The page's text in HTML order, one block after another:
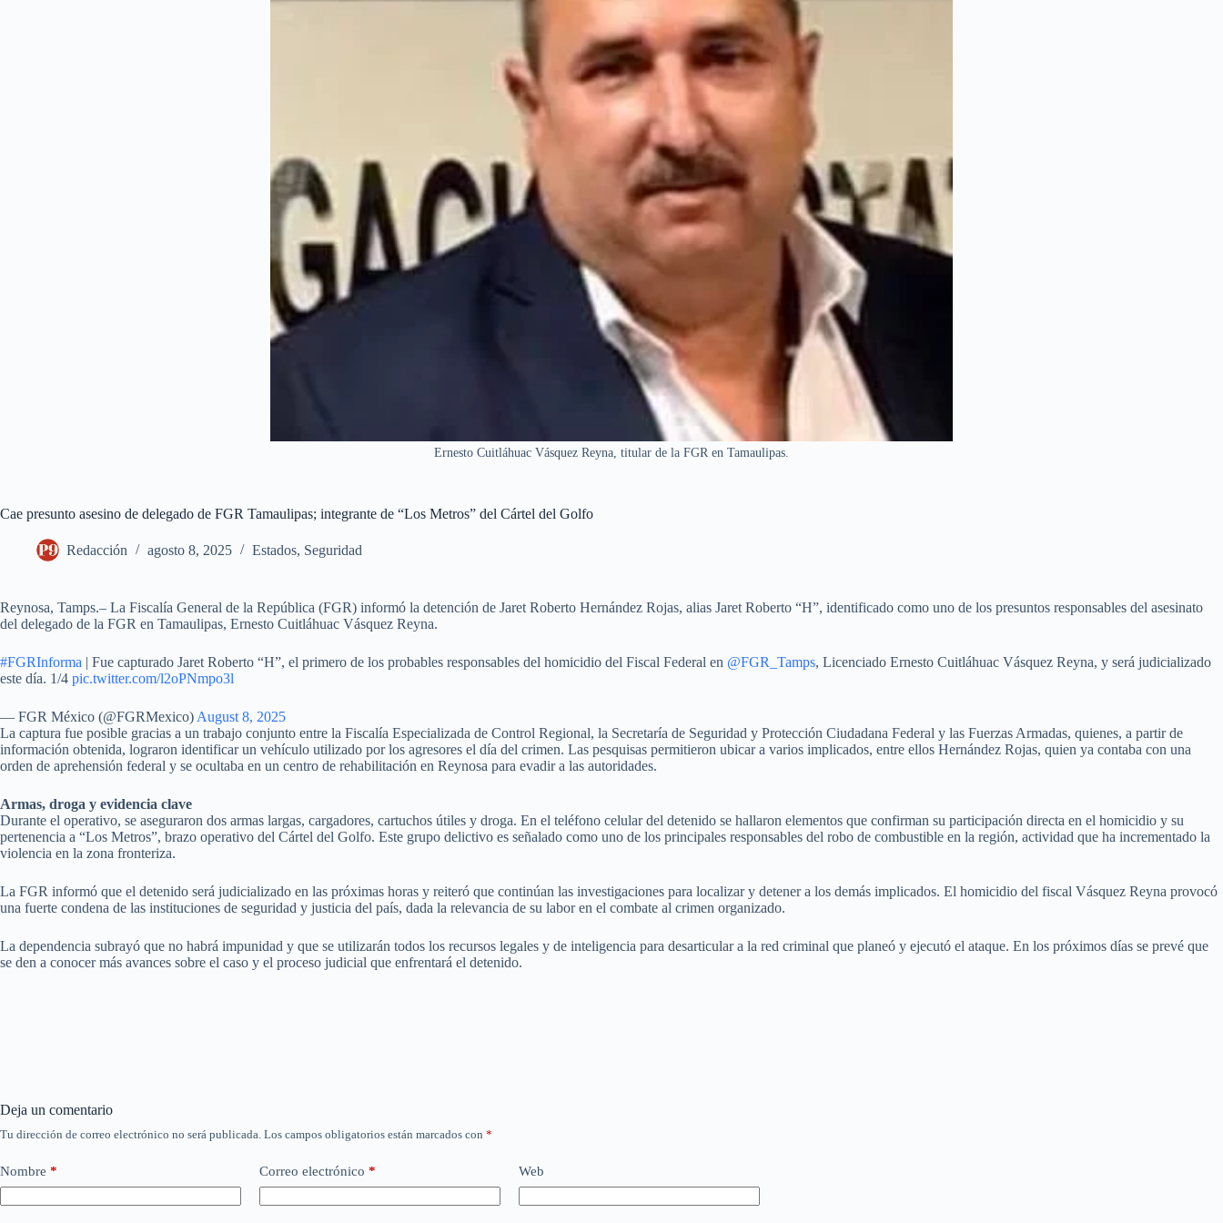
Ernesto Cuitláhuac Vásquez Reyna, titular de la FGR en Tamaulipas.
Cae presunto asesino de delegado de FGR Tamaulipas; integrante de “Los Metros” del Cártel del Golfo
Redacción agosto 8, 2025 Estados, Seguridad
Reynosa, Tamps.– La Fiscalía General de la República (FGR) informó la detención de Jaret Roberto Hernández Rojas, alias Jaret Roberto “H”, identificado como uno de los presuntos responsables del asesinato
del delegado de la FGR en Tamaulipas, Ernesto Cuitláhuac Vásquez Reyna.
#FGRInforma | Fue capturado Jaret Roberto “H”, el primero de los probables responsables del homicidio del Fiscal Federal en @FGR_Tamps, Licenciado Ernesto Cuitláhuac Vásquez Reyna, y será judicializado
este día. 1/4 pic.twitter.com/l2oPNmpo3l
— FGR México (@FGRMexico) August 8, 2025
La captura fue posible gracias a un trabajo conjunto entre la Fiscalía Especializada de Control Regional, la Secretaría de Seguridad y Protección Ciudadana Federal y las Fuerzas Armadas, quienes, a partir de
información obtenida, lograron identificar un vehículo utilizado por los agresores el día del crimen. Las pesquisas permitieron ubicar a varios implicados, entre ellos Hernández Rojas, quien ya contaba con una
orden de aprehensión federal y se ocultaba en un centro de rehabilitación en Reynosa para evadir a las autoridades.
Armas, droga y evidencia clave
Durante el operativo, se aseguraron dos armas largas, cargadores, cartuchos útiles y droga. En el teléfono celular del detenido se hallaron elementos que confirman su participación directa en el homicidio y su
pertenencia a “Los Metros”, brazo operativo del Cártel del Golfo. Este grupo delictivo es señalado como uno de los principales responsables del robo de combustible en la región, actividad que ha incrementado la
violencia en la zona fronteriza.
La FGR informó que el detenido será judicializado en las próximas horas y reiteró que continúan las investigaciones para localizar y detener a los demás implicados. El homicidio del fiscal Vásquez Reyna provocó
una fuerte condena de las instituciones de seguridad y justicia del país, dada la relevancia de su labor en el combate al crimen organizado.
La dependencia subrayó que no habrá impunidad y que se utilizarán todos los recursos legales y de inteligencia para desarticular a la red criminal que planeó y ejecutó el ataque. En los próximos días se prevé que
se den a conocer más avances sobre el caso y el proceso judicial que enfrentará el detenido.
Deja un comentario
Tu dirección de correo electrónico no será publicada. Los campos obligatorios están marcados con *
Nombre * Correo electrónico * Web